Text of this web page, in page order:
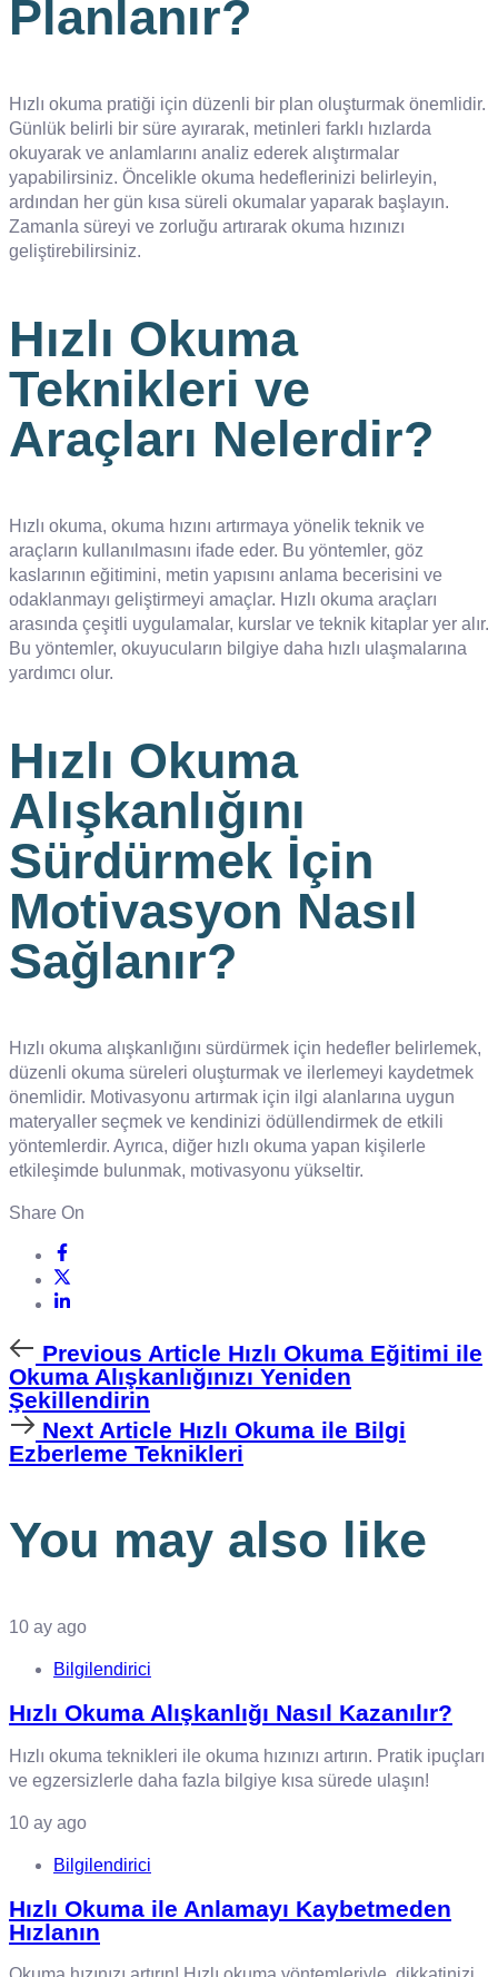
Planlanır?
Hızlı okuma pratiği için düzenli bir plan oluşturmak önemlidir.
Günlük belirli bir süre ayırarak, metinleri farklı hızlarda
okuyarak ve anlamlarını analiz ederek alıştırmalar
yapabilirsiniz. Öncelikle okuma hedeflerinizi belirleyin,
ardından her gün kısa süreli okumalar yaparak başlayın.
Zamanla süreyi ve zorluğu artırarak okuma hızınızı
geliştirebilirsiniz.
Hızlı Okuma
Teknikleri ve
Araçları Nelerdir?
Hızlı okuma, okuma hızını artırmaya yönelik teknik ve
araçların kullanılmasını ifade eder. Bu yöntemler, göz
kaslarının eğitimini, metin yapısını anlama becerisini ve
odaklanmayı geliştirmeyi amaçlar. Hızlı okuma araçları
arasında çeşitli uygulamalar, kurslar ve teknik kitaplar yer alır.
Bu yöntemler, okuyucuların bilgiye daha hızlı ulaşmalarına
yardımcı olur.
Hızlı Okuma
Alışkanlığını
Sürdürmek İçin
Motivasyon Nasıl
Sağlanır?
Hızlı okuma alışkanlığını sürdürmek için hedefler belirlemek,
düzenli okuma süreleri oluşturmak ve ilerlemeyi kaydetmek
önemlidir. Motivasyonu artırmak için ilgi alanlarına uygun
materyaller seçmek ve kendinizi ödüllendirmek de etkili
yöntemlerdir. Ayrıca, diğer hızlı okuma yapan kişilerle
etkileşimde bulunmak, motivasyonu yükseltir.
Share On
Previous
Article
Previous Article Hızlı Okuma Eğitimi ile
Okuma Alışkanlığınızı Yeniden
Şekillendirin
Next
Article
Next Article Hızlı Okuma ile Bilgi
Ezberleme Teknikleri
You may also like
10 ay ago
Bilgilendirici
Hızlı Okuma Alışkanlığı Nasıl Kazanılır?
Hızlı okuma teknikleri ile okuma hızınızı artırın. Pratik ipuçları
ve egzersizlerle daha fazla bilgiye kısa sürede ulaşın!
10 ay ago
Bilgilendirici
Hızlı Okuma ile Anlamayı Kaybetmeden
Hızlanın